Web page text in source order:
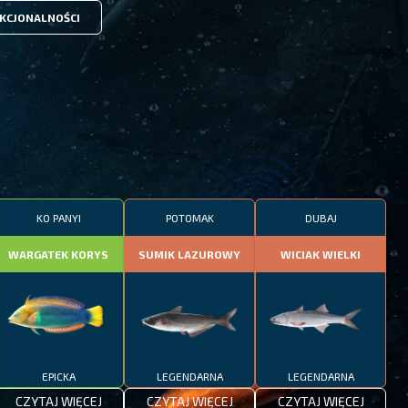
KO PANYI
WARGATEK KORYS
EPICKA
CZYTAJ WIĘCEJ
POTOMAK
SUMIK LAZUROWY
LEGENDARNA
CZYTAJ WIĘCEJ
DUBAJ
WICIAK WIELKI
LEGENDARNA
CZYTAJ WIĘCEJ